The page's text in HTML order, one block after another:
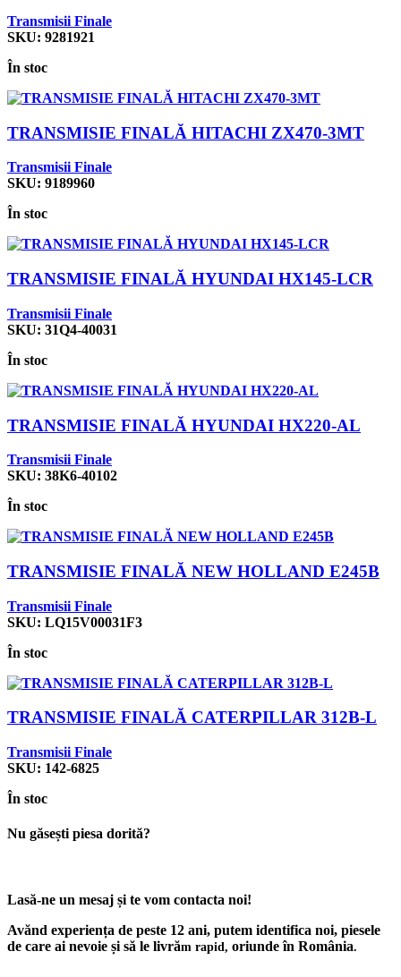
Transmisii Finale
SKU: 9281921
În stoc
TRANSMISIE FINALĂ HITACHI ZX470-3MT
Transmisii Finale
SKU: 9189960
În stoc
TRANSMISIE FINALĂ HYUNDAI HX145-LCR
Transmisii Finale
SKU: 31Q4-40031
În stoc
TRANSMISIE FINALĂ HYUNDAI HX220-AL
Transmisii Finale
SKU: 38K6-40102
În stoc
TRANSMISIE FINALĂ NEW HOLLAND E245B
Transmisii Finale
SKU: LQ15V00031F3
În stoc
TRANSMISIE FINALĂ CATERPILLAR 312B-L
Transmisii Finale
SKU: 142-6825
În stoc
Nu găsești piesa dorită?
Lasă-ne un mesaj și te vom contacta noi!
Avănd experiența de peste 12 ani, putem identifica noi, piesele
de care ai nevoie și să le livrăm rapid, oriunde în România.